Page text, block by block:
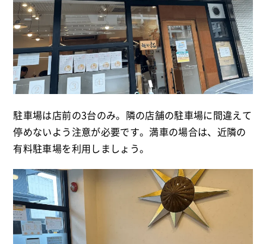
駐車場は店前の3台のみ。隣の店舗の駐車場に間違えて
停めないよう注意が必要です。満車の場合は、近隣の
有料駐車場を利用しましょう。